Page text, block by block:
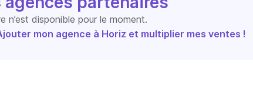
n’est disponible pour le moment.
mon agence à Horiz et multiplier mes ventes !